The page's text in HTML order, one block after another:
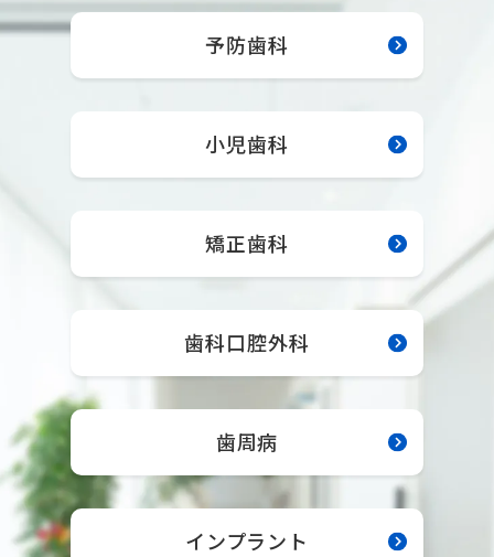
医院紹介について
予防歯科
小児歯科
矯正歯科
歯科口腔外科
歯周病
インプラント